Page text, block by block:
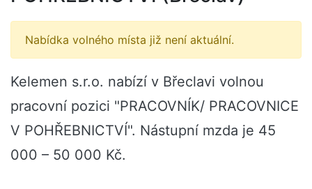
Nabídka volného místa již není aktuální.
Kelemen s.r.o. nabízí v Břeclavi volnou
pracovní pozici "PRACOVNÍK/ PRACOVNICE
V POHŘEBNICTVÍ". Nástupní mzda je 45
000 – 50 000 Kč.